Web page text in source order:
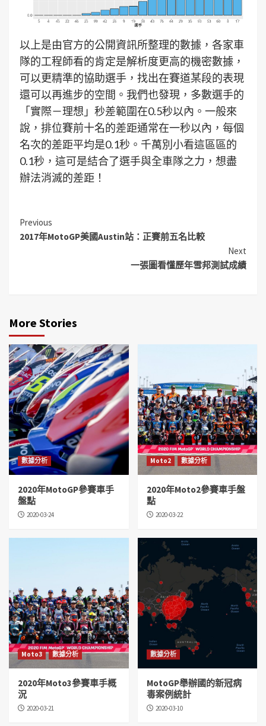
以上是由官方的公開資訊所整理的數據，各家車
隊的工程師看的肯定是解析度更高的機密數據，
可以更精準的協助選手，找出在賽道某段的表現
還可以再進步的空間。我們也發現，多數選手的
「實際－理想」秒差範圍在0.5秒以內。一般來
說，排位賽前十名的差距通常在一秒以內，每個
名次的差距平均是0.1秒。千萬別小看這區區的
0.1秒，這可是結合了選手與全車隊之力，想盡
辦法消滅的差距！
Previous
2017年MotoGP美國Austin站：正賽前五名比較
Next
一張圖看懂歷年雪邦測試成績
More Stories
數據分析
2020年MotoGP參賽車手
盤點
2020-03-24
Moto2 數據分析
2020年Moto2參賽車手盤
點
2020-03-22
Moto3 數據分析
2020年Moto3參賽車手概
況
2020-03-21
數據分析
MotoGP舉辦國的新冠病
毒案例統計
2020-03-10